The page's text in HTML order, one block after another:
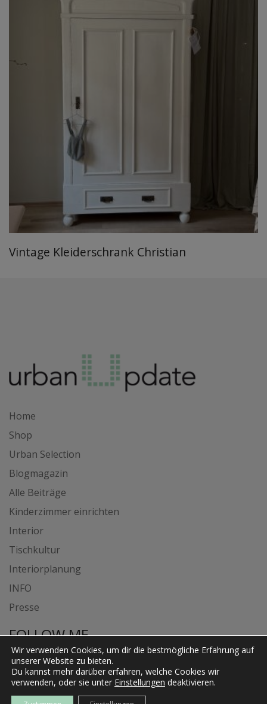
Vintage Kleiderschrank Christian
Home
Shop
Urban Selection
Blogmagazin
Alle Beiträge
Kinderzimmer einrichten
Interior
Tischkultur
Interiorplanung
INFO
Presse
FOLLOW ME
Wir verwenden Cookies, um dir die bestmögliche Erfahrung auf
unserer Website zu bieten.
Du kannst mehr darüber erfahren, welche Cookies wir
verwenden, oder sie unter Einstellungen deaktivieren.